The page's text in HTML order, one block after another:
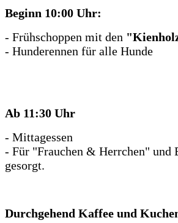
Beginn 10:00 Uhr:
- Frühschoppen mit den
- Hunderennen für alle Hunde
Ab 11:30 Uhr
- Mittagessen
- Für "Frauchen & Herrchen" und
gesorgt.
Durchgehend Kaffee und